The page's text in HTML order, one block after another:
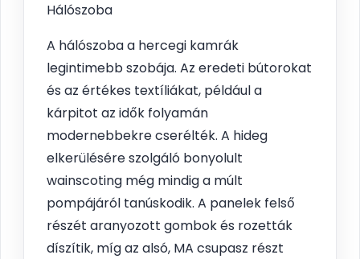
Hálószoba
A hálószoba a hercegi kamrák
legintimebb szobája. Az eredeti bútorokat
és az értékes textíliákat, például a
kárpitot az idők folyamán
modernebbekre cserélték. A hideg
elkerülésére szolgáló bonyolult
wainscoting még mindig a múlt
pompájáról tanúskodik. A panelek felső
részét aranyozott gombok és rozetták
díszítik, míg az alsó, MA csupasz részt